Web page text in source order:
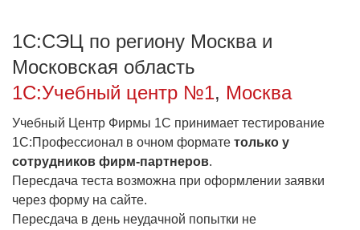
Образовательные программы
1С:Игры
1С:СЭЦ по региону Москва и
Московская область
1С:Учебный центр №1, Москва
Учебный Центр Фирмы 1С принимает тестирование
1С:Профессионал в очном формате только у
сотрудников фирм-партнеров.
Пересдача теста возможна при оформлении заявки
через форму на сайте.
Пересдача в день неудачной попытки не